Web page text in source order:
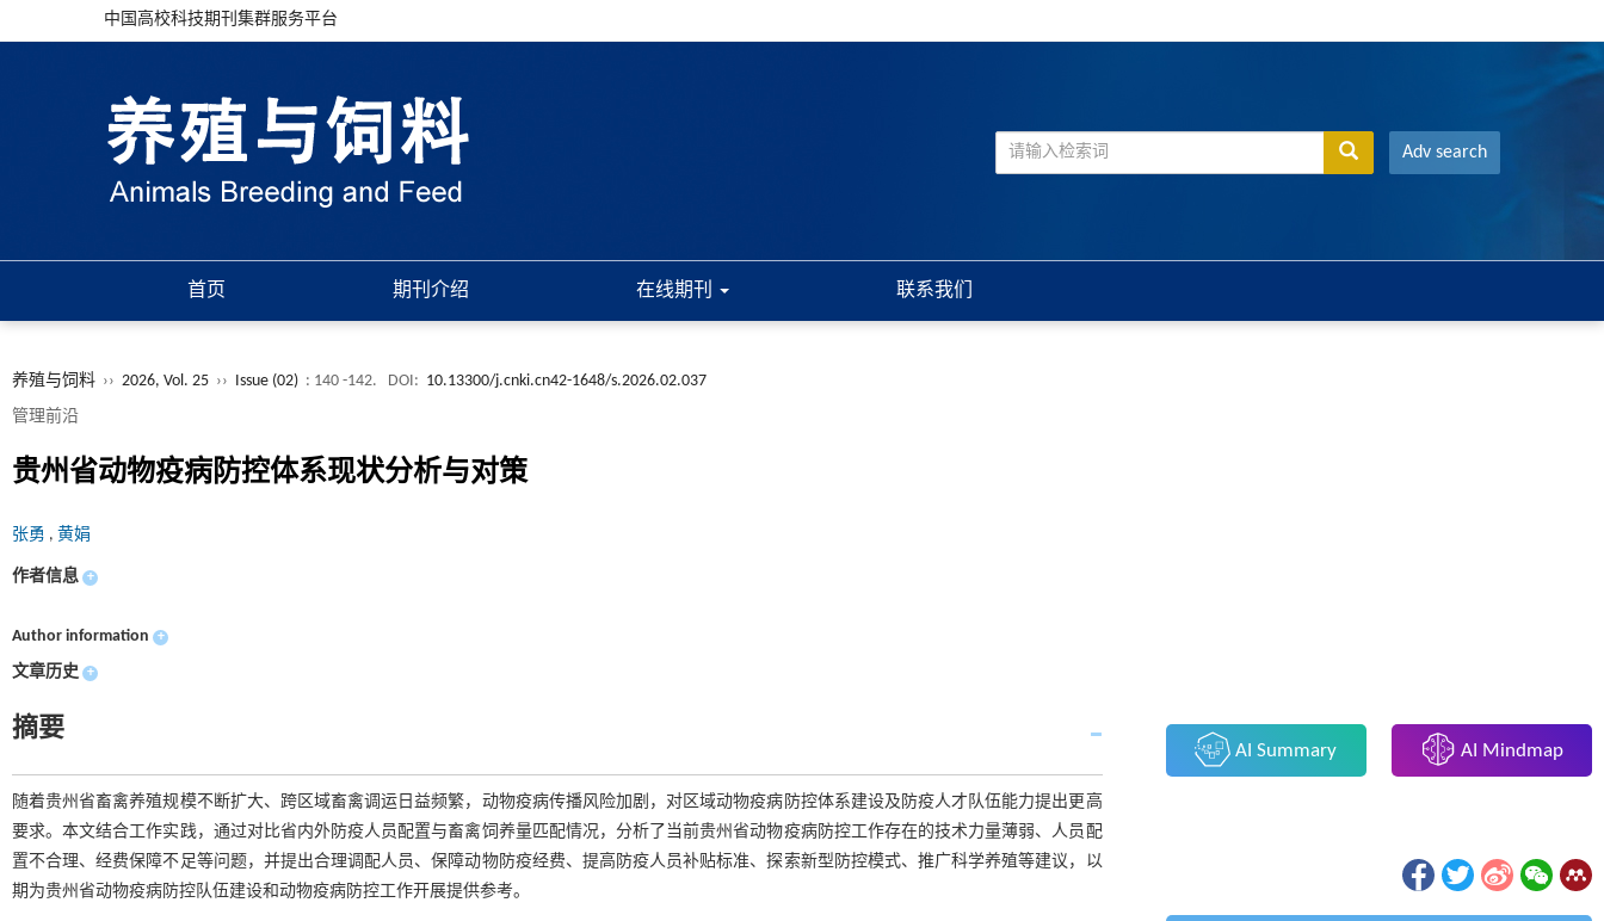
中国高校科技期刊集群服务平台
Adv search
首页 期刊介绍 在线期刊 联系我们
养殖与饲料 ›› 2026, Vol. 25 ›› Issue (02) : 140 -142. DOI: 10.13300/j.cnki.cn42-1648/s.2026.02.037
管理前沿
贵州省动物疫病防控体系现状分析与对策
张勇 , 黄娟
作者信息 +
Author information +
文章历史 +
摘要
随着贵州省畜禽养殖规模不断扩大、跨区域畜禽调运日益频繁，动物疫病传播风险加剧，对区域动物疫病防控体系建设及防疫人才队伍能力提出更高
要求。本文结合工作实践，通过对比省内外防疫人员配置与畜禽饲养量匹配情况，分析了当前贵州省动物疫病防控工作存在的技术力量薄弱、人员配
置不合理、经费保障不足等问题，并提出合理调配人员、保障动物防疫经费、提高防疫人员补贴标准、探索新型防控模式、推广科学养殖等建议，以
期为贵州省动物疫病防控队伍建设和动物疫病防控工作开展提供参考。
AI Summary AI Mindmap